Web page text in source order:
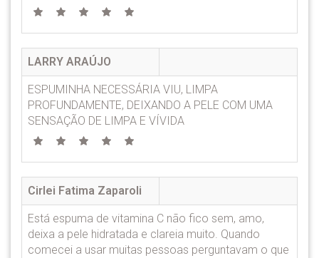
LARRY ARAÚJO
ESPUMINHA NECESSÁRIA VIU, LIMPA
PROFUNDAMENTE, DEIXANDO A PELE COM UMA
SENSAÇÃO DE LIMPA E VÍVIDA
Cirlei Fatima Zaparoli
Está espuma de vitamina C não fico sem, amo,
deixa a pele hidratada e clareia muito. Quando
comecei a usar muitas pessoas perguntavam o que